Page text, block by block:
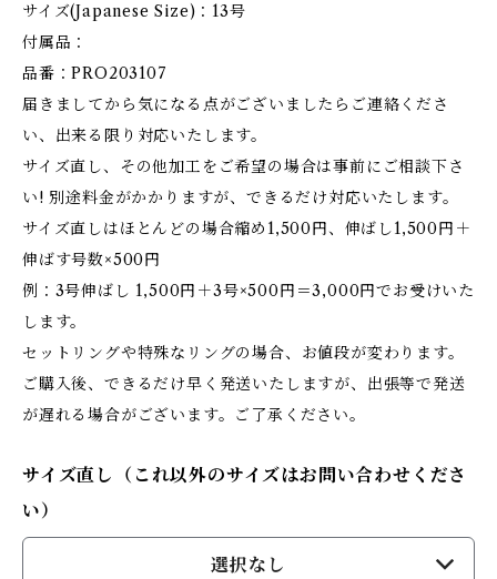
サイズ(Japanese Size)：13号
付属品：
品番：PRO203107
届きましてから気になる点がございましたらご連絡くださ
い、出来る限り対応いたします。
サイズ直し、その他加工をご希望の場合は事前にご相談下さ
い! 別途料金がかかりますが、できるだけ対応いたします。
サイズ直しはほとんどの場合縮め1,500円、伸ばし1,500円＋
伸ばす号数×500円
例：3号伸ばし 1,500円＋3号×500円＝3,000円でお受けいた
します。
セットリングや特殊なリングの場合、お値段が変わります。
ご購入後、できるだけ早く発送いたしますが、出張等で発送
が遅れる場合がございます。ご了承ください。
サイズ直し（これ以外のサイズはお問い合わせくださ
い）
選択なし